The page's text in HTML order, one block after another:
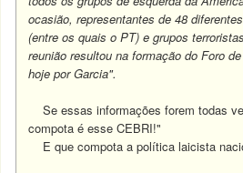
ocasião, representantes de 48
(entre os quais o PT) e grupos
reunião resultou na formação do Foro
hoje por Garcia".
Se essas informações forem todas
compota é esse CEBRI!"
E que compota a política laicista